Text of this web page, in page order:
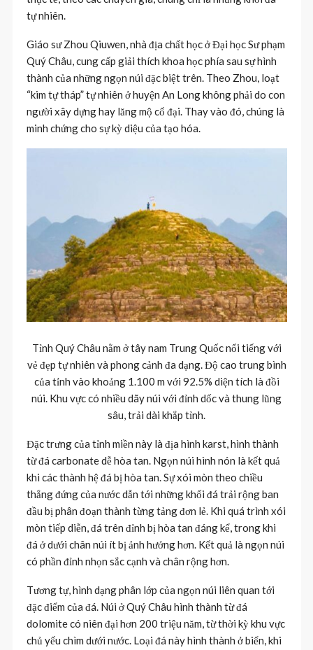
tự nhiên.
Giáo sư Zhou Qiuwen, nhà địa chất học ở Đại học Sư phạm
Quý Châu, cung cấp giải thích khoa học phía sau sự hình
thành của những ngọn núi đặc biệt trên. Theo Zhou, loạt
“kim tự tháp” tự nhiên ở huyện An Long không phải do con
người xây dựng hay lăng mộ cổ đại. Thay vào đó, chúng là
minh chứng cho sự kỳ diệu của tạo hóa.
Tỉnh Quý Châu nằm ở tây nam Trung Quốc nổi tiếng với
vẻ đẹp tự nhiên và phong cảnh đa dạng. Độ cao trung bình
của tỉnh vào khoảng 1.100 m với 92.5% diện tích là đồi
núi. Khu vực có nhiều dãy núi với đỉnh dốc và thung lũng
sâu, trải dài khắp tỉnh.
Đặc trưng của tỉnh miền này là địa hình karst, hình thành
từ đá carbonate dễ hòa tan. Ngọn núi hình nón là kết quả
khi các thành hệ đá bị hòa tan. Sự xói mòn theo chiều
thắng đứng của nước dẫn tới những khối đá trải rộng ban
đầu bị phân đoạn thành từng tảng đơn lẻ. Khi quá trình xói
mòn tiếp diễn, đá trên đỉnh bị hòa tan đáng kể, trong khi
đá ở dưới chân núi ít bị ảnh hưởng hơn. Kết quả là ngọn núi
có phần đỉnh nhọn sắc cạnh và chân rộng hơn.
Tương tự, hình dạng phân lớp của ngọn núi liên quan tới
đặc điểm của đá. Núi ở Quý Châu hình thành từ đá
dolomite có niên đại hơn 200 triệu năm, từ thời kỳ khu vực
chủ yếu chìm dưới nước. Loại đá này hình thành ở biển, khi